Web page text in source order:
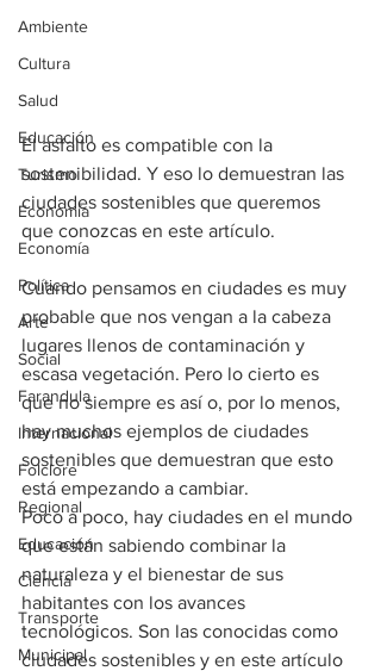
Ambiente
Cultura
Salud
Educación
Turismo
Economía
Economía
Política
Arte
Social
Farandula
Internacional
Folclore
Regional
Educación
Ciencia
Transporte
Municipal
El asfalto es compatible con la
sostenibilidad. Y eso lo demuestran las
ciudades sostenibles que queremos
que conozcas en este artículo.
Cuando pensamos en ciudades es muy
probable que nos vengan a la cabeza
lugares llenos de contaminación y
escasa vegetación. Pero lo cierto es
que no siempre es así o, por lo menos,
hay muchos ejemplos de ciudades
sostenibles que demuestran que esto
está empezando a cambiar.
Poco a poco, hay ciudades en el mundo
que están sabiendo combinar la
naturaleza y el bienestar de sus
habitantes con los avances
tecnológicos. Son las conocidas como
ciudades sostenibles y en este artículo